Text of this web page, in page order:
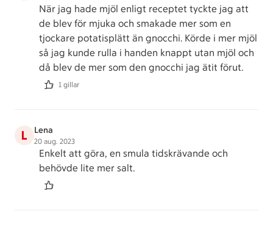
När jag hade mjöl enligt receptet tyckte jag att
de blev för mjuka och smakade mer som en
tjockare potatisplätt än gnocchi. Körde i mer mjöl
så jag kunde rulla i handen knappt utan mjöl och
då blev de mer som den gnocchi jag ätit förut.
1 gillar
L Lena
20 aug. 2023
Enkelt att göra, en smula tidskrävande och
behövde lite mer salt.